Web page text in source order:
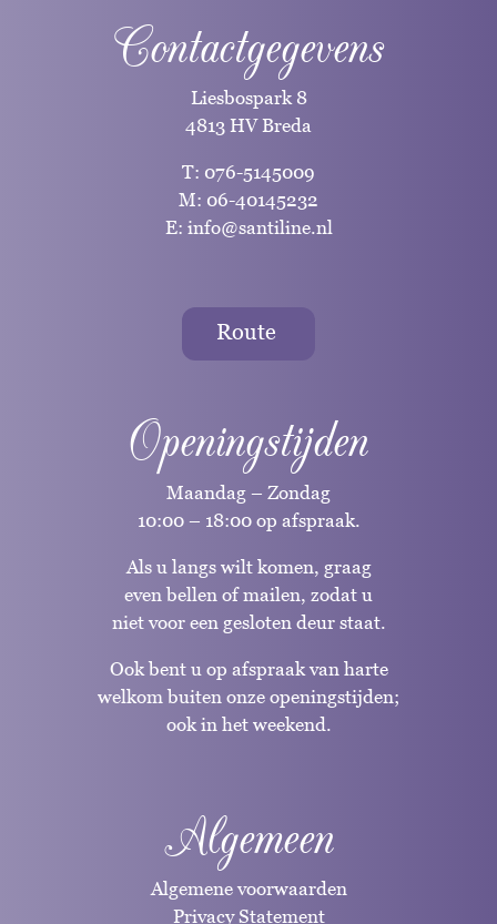
Contactgegevens
Liesbospark 8
4813 HV Breda
T: 076-5145009
M: 06-40145232
E: info@santiline.nl
Route
Openingstijden
Maandag – Zondag
10:00 – 18:00 op afspraak.
Als u langs wilt komen, graag
even bellen of mailen, zodat u
niet voor een gesloten deur staat.
Ook bent u op afspraak van harte
welkom buiten onze openingstijden;
ook in het weekend.
Algemeen
Algemene voorwaarden
Privacy Statement